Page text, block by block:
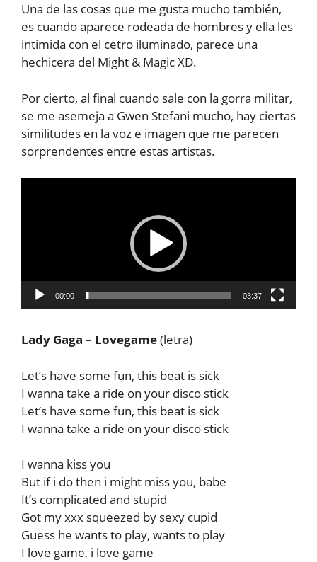
Una de las cosas que me gusta mucho también,
es cuando aparece rodeada de hombres y ella les
intimida con el cetro iluminado, parece una
hechicera del Might & Magic XD.
Por cierto, al final cuando sale con la gorra militar,
se me asemeja a Gwen Stefani mucho, hay ciertas
similitudes en la voz e imagen que me parecen
sorprendentes entre estas artistas.
00:00 03:37
Lady Gaga – Lovegame(letra)
Let’s have some fun, this beat is sick
I wanna take a ride on your disco stick
Let’s have some fun, this beat is sick
I wanna take a ride on your disco stick
I wanna kiss you
But if i do then i might miss you, babe
It’s complicated and stupid
Got my xxx squeezed by sexy cupid
Guess he wants to play, wants to play
I love game, i love game